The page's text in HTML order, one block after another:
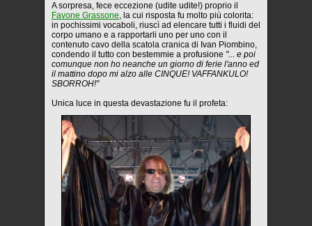
A sorpresa, fece eccezione (udite udite!) proprio il
Favone Grassone, la cui risposta fu molto più colorita:
in pochissimi vocaboli, riuscì ad elencare tutti i fluidi del
corpo umano e a rapportarli uno per uno con il
contenuto cavo della scatola cranica di Ivan Piombino,
condendo il tutto con bestemmie a profusione "... e poi
comunque non ho neanche un giorno di ferie l'anno ed
il mattino dopo mi alzo alle CINQUE! VAFFANKULO!
SBORROH!"
Unica luce in questa devastazione fu il profeta: